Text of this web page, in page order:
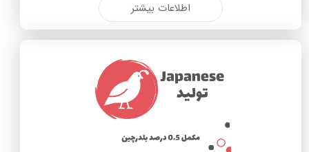
اطلاعات بیشتر